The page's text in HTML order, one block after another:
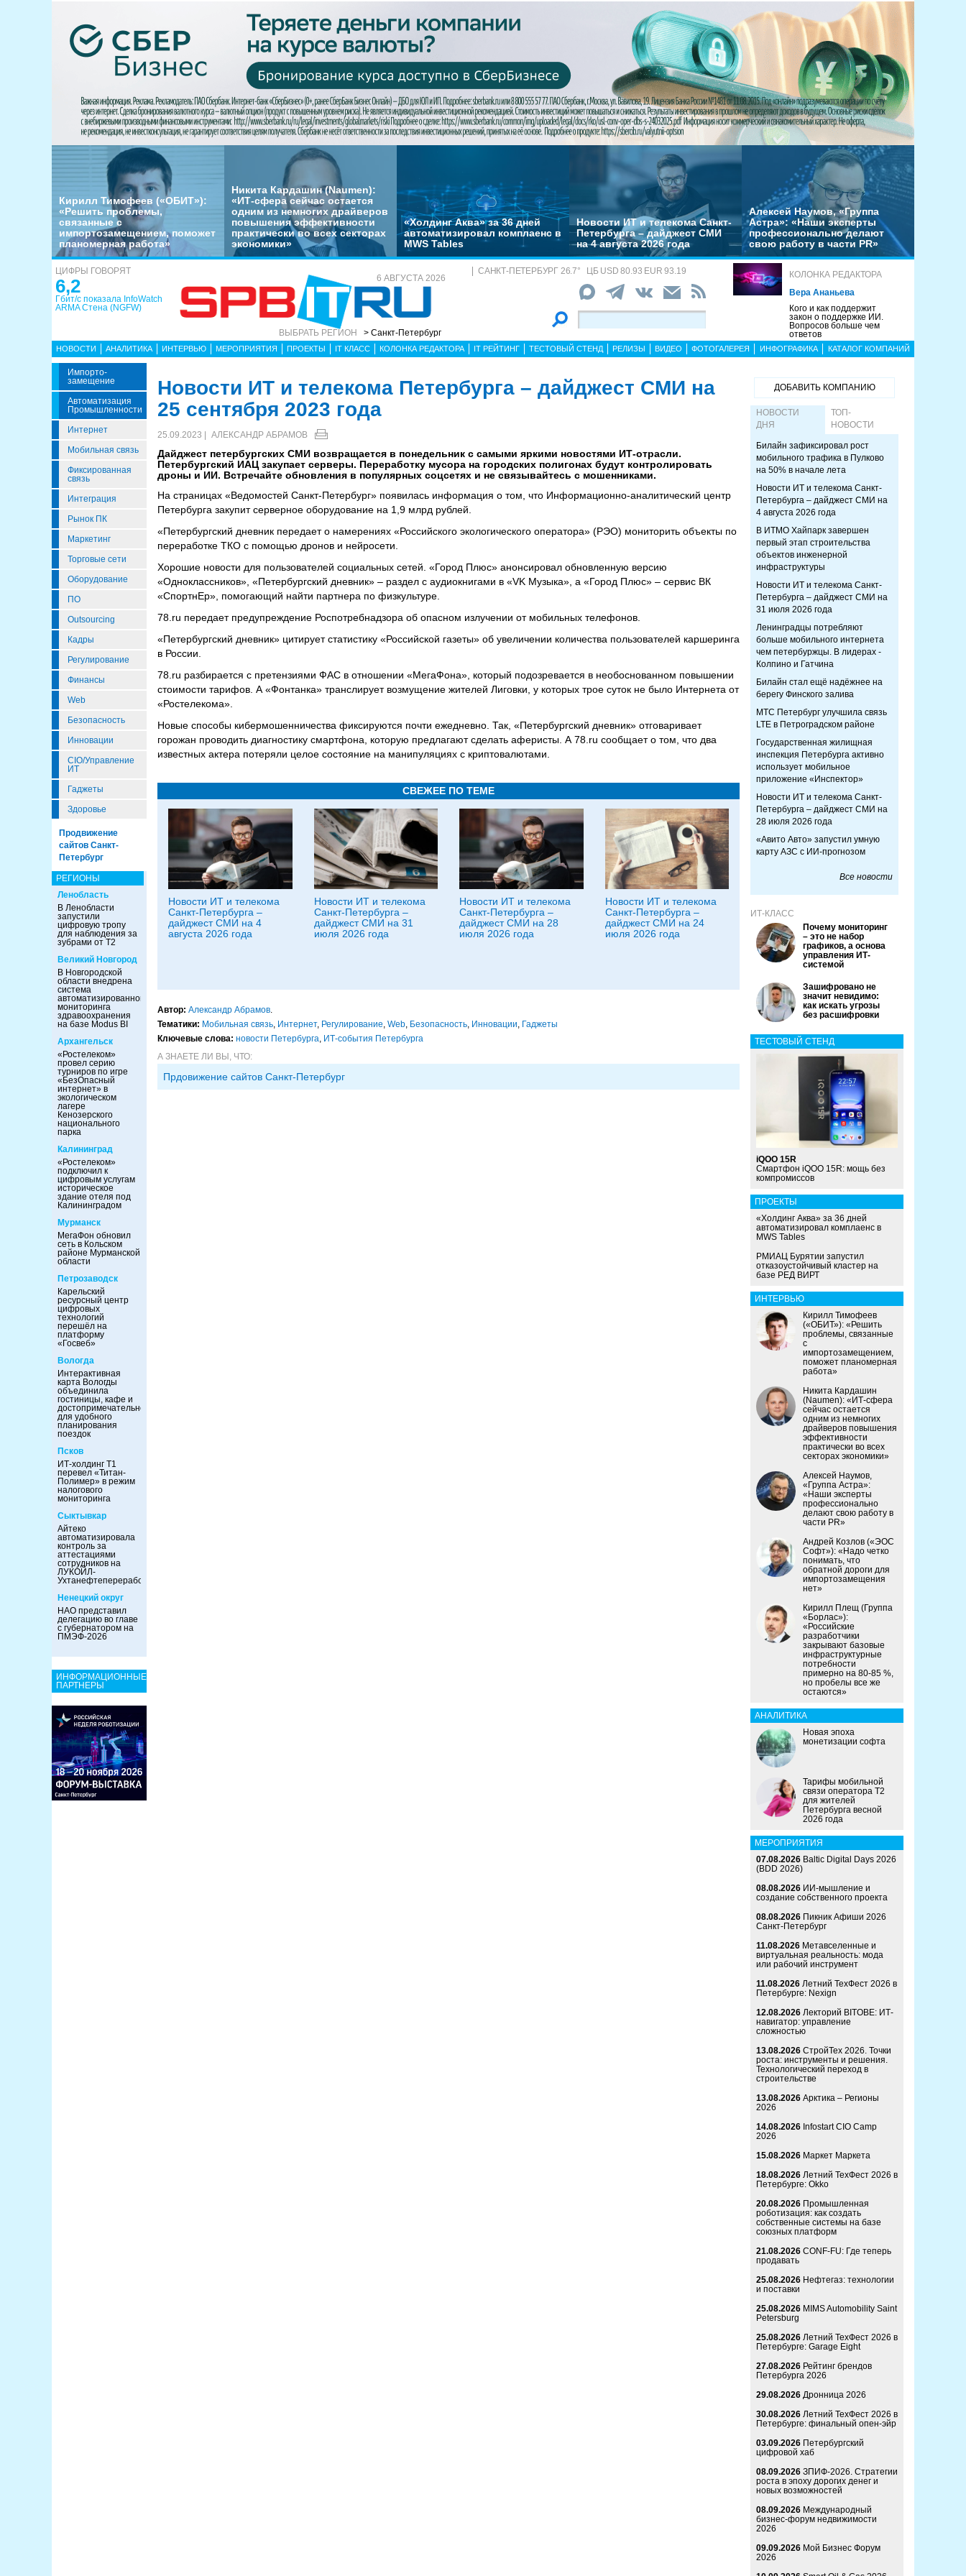
Кирилл Тимофеев («ОБИТ»):
«Решить проблемы,
связанные с
импортозамещением, поможет
планомерная работа»
Никита Кардашин (Naumen):
«ИТ-сфера сейчас остается
одним из немногих драйверов
повышения эффективности
практически во всех секторах
экономики»
«Холдинг Аква» за 36 дней
автоматизировал комплаенс в
MWS Tables
Новости ИТ и телекома Санкт-
Петербурга – дайджест СМИ
на 4 августа 2026 года
Алексей Наумов, «Группа
Астра»: «Наши эксперты
профессионально делают
свою работу в части PR»
ЦИФРЫ ГОВОРЯТ
6,2
Гбит/с показала InfoWatch
ARMA Стена (NGFW)
6 АВГУСТА 2026
ВЫБРАТЬ РЕГИОН > Санкт-Петербург
САНКТ-ПЕТЕРБУРГ 26.7° ЦБ USD 80.93 EUR 93.19
КОЛОНКА РЕДАКТОРА
Вера Ананьева
Кого и как поддержит
закон о поддержке ИИ.
Вопросов больше чем
ответов
НОВОСТИ АНАЛИТИКА ИНТЕРВЬЮ МЕРОПРИЯТИЯ ПРОЕКТЫ IT КЛАСС КОЛОНКА РЕДАКТОРА IT РЕЙТИНГ ТЕСТОВЫЙ СТЕНД РЕЛИЗЫ ВИДЕО ФОТОГАЛЕРЕЯ ИНФОГРАФИКА КАТАЛОГ КОМПАНИЙ
Импорто­
Замещение
Автоматизация
Промышленности
Интернет
Мобильная связь
Фиксированная
связь
Интеграция
Рынок ПК
Маркетинг
Торговые сети
Оборудование
ПО
Outsourcing
Кадры
Регулирование
Финансы
Web
Безопасность
Инновации
CIO/Управление
ИТ
Гаджеты
Здоровье
Продвижение
сайтов Санкт-
Петербург
РЕГИОНЫ
Ленобласть
В Ленобласти
запустили
цифровую тропу
для наблюдения за
зубрами от Т2
Великий Новгород
В Новгородской
области внедрена
система
автоматизированного
мониторинга
здравоохранения
на базе Modus BI
Архангельск
«Ростелеком»
провел серию
турниров по игре
«БезОпасный
интернет» в
экологическом
лагере
Кенозерского
национального
парка
Калининград
«Ростелеком»
подключил к
цифровым услугам
историческое
здание отеля под
Калининградом
Мурманск
МегаФон обновил
сеть в Кольском
районе Мурманской
области
Петрозаводск
Карельский
ресурсный центр
цифровых
технологий
перешёл на
платформу
«Госвеб»
Вологда
Интерактивная
карта Вологды
объединила
гостиницы, кафе и
достопримечательности
для удобного
планирования
поездок
Псков
ИТ-холдинг Т1
перевел «Титан-
Полимер» в режим
налогового
мониторинга
Сыктывкар
Айтеко
автоматизировала
контроль за
аттестациями
сотрудников на
ЛУКОЙЛ-
Ухтанефтепереработка
Ненецкий округ
НАО представил
делегацию во главе
с губернатором на
ПМЭФ-2026
ИНФОРМАЦИОННЫЕ
ПАРТНЕРЫ
Новости ИТ и телекома Петербурга – дайджест СМИ на
25 сентября 2023 года
25.09.2023 | АЛЕКСАНДР АБРАМОВ
Дайджест петербургских СМИ возвращается в понедельник с самыми яркими новостями ИТ-отрасли.
Петербургский ИАЦ закупает серверы. Переработку мусора на городских полигонах будут контролировать
дроны и ИИ. Встречайте обновления в популярных соцсетях и не связывайтесь с мошенниками.
На страницах «Ведомостей Санкт-Петербург» появилась информация о том, что Информационно-аналитический центр
Петербурга закупит серверное оборудование на 1,9 млрд рублей.
«Петербургский дневник передает о намерениях «Российского экологического оператора» (РЭО) мониторить объекты по
переработке ТКО с помощью дронов и нейросети.
Хорошие новости для пользователей социальных сетей. «Город Плюс» анонсировал обновленную версию
«Одноклассников», «Петербургский дневник» – раздел с аудиокнигами в «VK Музыка», а «Город Плюс» – сервис ВК
«СпортнЕр», помогающий найти партнера по физкультуре.
78.ru передает предупреждение Роспотребнадзора об опасном излучении от мобильных телефонов.
«Петербургский дневник» цитирует статистику «Российской газеты» об увеличении количества пользователей каршеринга
в России.
78.ru разбирается с претензиями ФАС в отношении «МегаФона», который подозревается в необоснованном повышении
стоимости тарифов. А «Фонтанка» транслирует возмущение жителей Лиговки, у которых трое суток не было Интернета от
«Ростелекома».
Новые способы кибермошенничества фиксируются почти ежедневно. Так, «Петербургский дневник» отговаривает
горожан проводить диагностику смартфона, которую предлагают сделать аферисты. А 78.ru сообщает о том, что два
известных актера потеряли целое состояние на манипуляциях с криптовалютами.
СВЕЖЕЕ ПО ТЕМЕ
Новости ИТ и телекома
Санкт-Петербурга –
дайджест СМИ на 4
августа 2026 года
Новости ИТ и телекома
Санкт-Петербурга –
дайджест СМИ на 31
июля 2026 года
Новости ИТ и телекома
Санкт-Петербурга –
дайджест СМИ на 28
июля 2026 года
Новости ИТ и телекома
Санкт-Петербурга –
дайджест СМИ на 24
июля 2026 года
Автор: Александр Абрамов.
Тематики: Мобильная связь, Интернет, Регулирование, Web, Безопасность, Инновации, Гаджеты
Ключевые слова: новости Петербурга, ИТ-события Петербурга
А ЗНАЕТЕ ЛИ ВЫ, ЧТО:
Прдовижение сайтов Санкт-Петербург
ДОБАВИТЬ КОМПАНИЮ
НОВОСТИ
ДНЯ
ТОП-
НОВОСТИ
Билайн зафиксировал рост
мобильного трафика в Пулково
на 50% в начале лета
Новости ИТ и телекома Санкт-
Петербурга – дайджест СМИ на
4 августа 2026 года
В ИТМО Хайпарк завершен
первый этап строительства
объектов инженерной
инфраструктуры
Новости ИТ и телекома Санкт-
Петербурга – дайджест СМИ на
31 июля 2026 года
Ленинградцы потребляют
больше мобильного интернета
чем петербуржцы. В лидерах -
Колпино и Гатчина
Билайн стал ещё надёжнее на
берегу Финского залива
МТС Петербург улучшила связь
LTE в Петроградском районе
Государственная жилищная
инспекция Петербурга активно
использует мобильное
приложение «Инспектор»
Новости ИТ и телекома Санкт-
Петербурга – дайджест СМИ на
28 июля 2026 года
«Авито Авто» запустил умную
карту АЗС с ИИ-прогнозом
Все новости
ИТ-КЛАСС
Почему мониторинг
– это не набор
графиков, а основа
управления ИТ-
системой
Зашифровано не
значит невидимо:
как искать угрозы
без расшифровки
ТЕСТОВЫЙ СТЕНД
iQOO 15R
Смартфон iQOO 15R: мощь без
компромиссов
ПРОЕКТЫ
«Холдинг Аква» за 36 дней
автоматизировал комплаенс в
MWS Tables
РМИАЦ Бурятии запустил
отказоустойчивый кластер на
базе РЕД ВИРТ
ИНТЕРВЬЮ
Кирилл Тимофеев
(«ОБИТ»): «Решить
проблемы, связанные
с
импортозамещением,
поможет планомерная
работа»
Никита Кардашин
(Naumen): «ИТ-сфера
сейчас остается
одним из немногих
драйверов повышения
эффективности
практически во всех
секторах экономики»
Алексей Наумов,
«Группа Астра»:
«Наши эксперты
профессионально
делают свою работу в
части PR»
Андрей Козлов («ЭОС
Софт»): «Надо четко
понимать, что
обратной дороги для
импортозамещения
нет»
Кирилл Плещ (Группа
«Борлас»):
«Российские
разработчики
закрывают базовые
инфраструктурные
потребности
примерно на 80-85 %,
но пробелы все же
остаются»
АНАЛИТИКА
Новая эпоха
монетизации софта
Тарифы мобильной
связи оператора Т2
для жителей
Петербурга весной
2026 года
МЕРОПРИЯТИЯ
07.08.2026 Baltic Digital Days 2026
(BDD 2026)
08.08.2026 ИИ-мышление и
создание собственного проекта
08.08.2026 Пикник Афиши 2026
Санкт-Петербург
11.08.2026 Метавселенные и
виртуальная реальность: мода
или рабочий инструмент
11.08.2026 Летний ТехФест 2026 в
Петербурге: Nexign
12.08.2026 Лекторий BITOBE: ИТ-
навигатор: управление
сложностью
13.08.2026 СтройТех 2026. Точки
роста: инструменты и решения.
Технологический переход в
строительстве
13.08.2026 Арктика – Регионы
2026
14.08.2026 Infostart CIO Camp
2026
15.08.2026 Маркет Маркета
18.08.2026 Летний ТехФест 2026 в
Петербурге: Okko
20.08.2026 Промышленная
роботизация: как создать
собственные системы на базе
союзных платформ
21.08.2026 CONF-FU: Где теперь
продавать
25.08.2026 Нефтегаз: технологии
и поставки
25.08.2026 MIMS Automobility Saint
Petersburg
25.08.2026 Летний ТехФест 2026 в
Петербурге: Garage Eight
27.08.2026 Рейтинг брендов
Петербурга 2026
29.08.2026 Дронница 2026
30.08.2026 Летний ТехФест 2026 в
Петербурге: финальный опен-эйр
03.09.2026 Петербургский
цифровой хаб
08.09.2026 ЗПИФ-2026. Стратегии
роста в эпоху дорогих денег и
новых возможностей
08.09.2026 Международный
бизнес-форум недвижимости
2026
09.09.2026 Мой Бизнес Форум
2026